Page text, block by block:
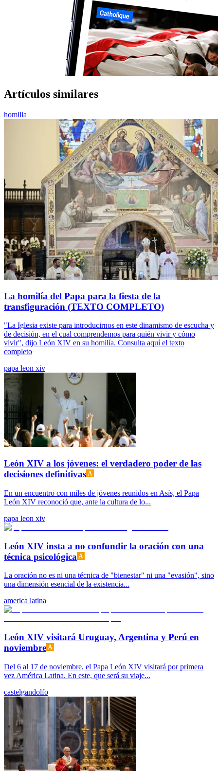
Artículos similares
homilia
La homilía del Papa para la fiesta de la
transfiguración (TEXTO COMPLETO)
"La Iglesia existe para introducirnos en este dinamismo de escucha y
de decisión, en el cual comprendemos para quién vivir y cómo
vivir", dijo León XIV en su homilía. Consulta aquí el texto
completo
papa leon xiv
León XIV a los jóvenes: el verdadero poder de las
decisiones definitivas
En un encuentro con miles de jóvenes reunidos en Asís, el Papa
León XIV reconoció que, ante la cultura de lo...
papa leon xiv
León XIV insta a no confundir la oración con una
técnica psicológica
La oración no es ni una técnica de "bienestar" ni una "evasión", sino
una dimensión esencial de la existencia...
america latina
León XIV visitará Uruguay, Argentina y Perú en
noviembre
Del 6 al 17 de noviembre, el Papa León XIV visitará por primera
vez América Latina. En este, que será su viaje...
castelgandolfo